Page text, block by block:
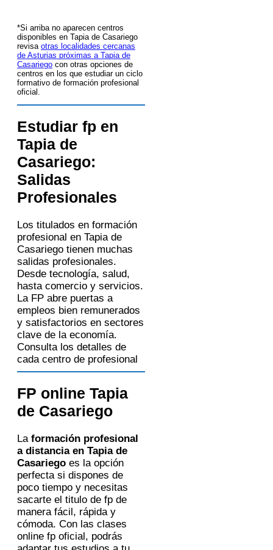
*Si arriba no aparecen centros
disponibles en Tapia de Casariego
revisa otras localidades cercanas
de Asturias próximas a Tapia de
Casariego con otras opciones de
centros en los que estudiar un ciclo
formativo de formación profesional
oficial.
Estudiar fp en
Tapia de
Casariego:
Salidas
Profesionales
Los titulados en formación
profesional en Tapia de
Casariego tienen muchas
salidas profesionales.
Desde tecnología, salud,
hasta comercio y servicios.
La FP abre puertas a
empleos bien remunerados
y satisfactorios en sectores
clave de la economía.
Consulta los detalles de
cada centro de profesional
FP online Tapia
de Casariego
La formación profesional
a distancia en Tapia de
Casariego es la opción
perfecta si dispones de
poco tiempo y necesitas
sacarte el titulo de fp de
manera fácil, rápida y
cómoda. Con las clases
online fp oficial, podrás